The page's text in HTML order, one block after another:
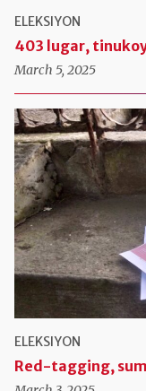
ELEKSIYON
403 lugar,
March 5, 2025
ELEKSIYON
Red-tagging,